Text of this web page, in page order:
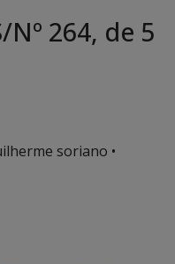
Nº 264, de 5
soriano •